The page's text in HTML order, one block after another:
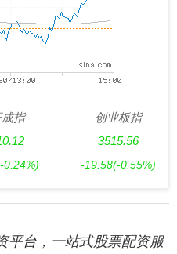
指
0.24%)
创业板指
3515.56
-19.58(-0.55%)
平台，一站式股票配资服